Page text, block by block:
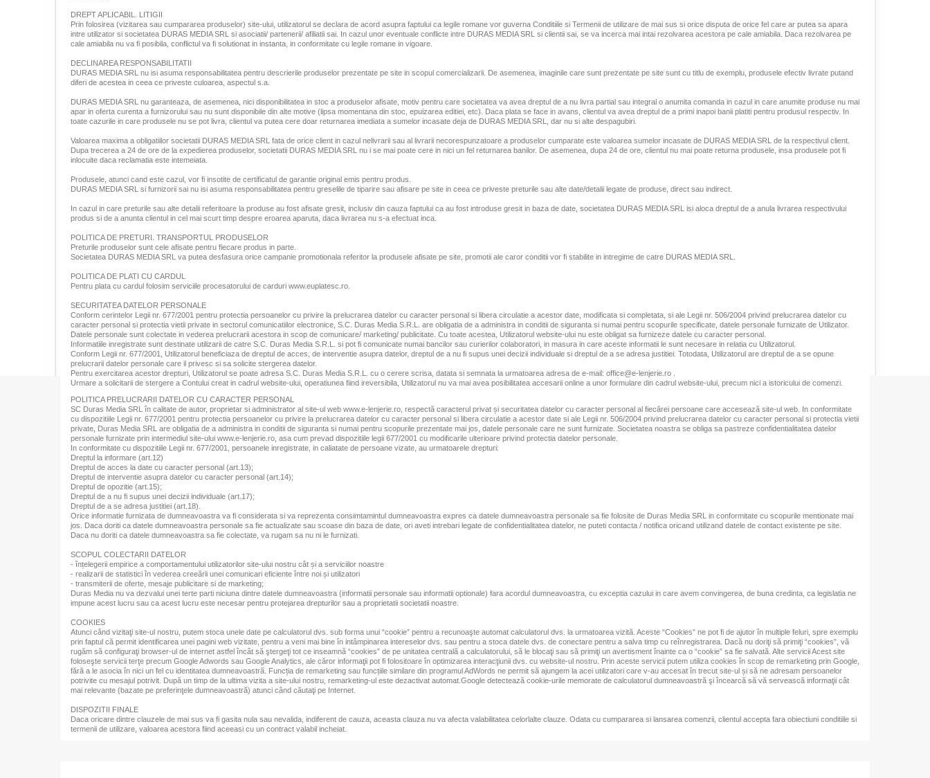
DREPT APLICABIL. LITIGII
Prin folosirea (vizitarea sau cumpararea produselor) site-ului, utilizatorul se declara de acord asupra faptului ca legile romane vor guverna Conditiile si Termenii de utilizare de mai sus si orice disputa de orice fel care ar putea sa apara
intre utilizator si societatea DURAS MEDIA SRL si asociatii/ partenerii/ afiliatii sai. In cazul unor eventuale conflicte intre DURAS MEDIA SRL si clientii sai, se va incerca mai intai rezolvarea acestora pe cale amiabila. Daca rezolvarea pe
cale amiabila nu va fi posibila, conflictul va fi solutionat in instanta, in conformitate cu legile romane in vigoare.
DECLINAREA RESPONSABILITATII
DURAS MEDIA SRL nu isi asuma responsabilitatea pentru descrierile produselor prezentate pe site in scopul comercializarii. De asemenea, imaginile care sunt prezentate pe site sunt cu titlu de exemplu, produsele efectiv livrate putand
diferi de acestea in ceea ce priveste culoarea, aspectul s.a.
DURAS MEDIA SRL nu garanteaza, de asemenea, nici disponibilitatea in stoc a produselor afisate, motiv pentru care societatea va avea dreptul de a nu livra partial sau integral o anumita comanda in cazul in care anumite produse nu mai
apar in oferta curenta a furnizorului sau nu sunt disponibile din alte motive (lipsa momentana din stoc, epuizarea editiei, etc). Daca plata se face in avans, clientul va avea dreptul de a primi inapoi banii platiti pentru produsul respectiv. In
toate cazurile in care produsele nu se pot livra, clientul va putea cere doar returnarea imediata a sumelor incasate deja de DURAS MEDIA SRL, dar nu si alte despagubiri.
Valoarea maxima a obligatiilor societatii DURAS MEDIA SRL fata de orice client in cazul nelivrarii sau al livrarii necorespunzatoare a produselor cumparate este valoarea sumelor incasate de DURAS MEDIA SRL de la respectivul client.
Dupa trecerea a 24 de ore de la expedierea produselor, societatii DURAS MEDIA SRL nu i se mai poate cere in nici un fel returnarea banilor. De asemenea, dupa 24 de ore, clientul nu mai poate returna produsele, insa produsele pot fi
inlocuite daca reclamatia este intemeiata.
Produsele, atunci cand este cazul, vor fi insotite de certificatul de garantie original emis pentru produs.
DURAS MEDIA SRL si furnizorii sai nu isi asuma responsabilitatea pentru greselile de tiparire sau afisare pe site in ceea ce priveste preturile sau alte date/detalii legate de produse, direct sau indirect.
In cazul in care preturile sau alte detalii referitoare la produse au fost afisate gresit, inclusiv din cauza faptului ca au fost introduse gresit in baza de date, societatea DURAS MEDIA SRL isi aloca dreptul de a anula livrarea respectivului
produs si de a anunta clientul in cel mai scurt timp despre eroarea aparuta, daca livrarea nu s-a efectuat inca.
POLITICA DE PRETURI. TRANSPORTUL PRODUSELOR
Preturile produselor sunt cele afisate pentru fiecare produs in parte.
Societatea DURAS MEDIA SRL va putea desfasura orice campanie promotionala referitor la produsele afisate pe site, promotii ale caror conditii vor fi stabilite in intregime de catre DURAS MEDIA SRL.
POLITICA DE PLATI CU CARDUL
Pentru plata cu cardul folosim serviciile procesatorului de carduri www.euplatesc.ro.
SECURITATEA DATELOR PERSONALE
Conform cerintelor Legii nr. 677/2001 pentru protectia persoanelor cu privire la prelucrarea datelor cu caracter personal si libera circulatie a acestor date, modificata si completata, si ale Legii nr. 506/2004 privind prelucrarea datelor cu
caracter personal si protectia vietii private in sectorul comunicatiilor electronice, S.C. Duras Media S.R.L. are obligatia de a administra in conditii de siguranta si numai pentru scopurile specificate, datele personale furnizate de Utilizator.
Datele personale sunt colectate in vederea prelucrarii acestora in scop de comunicare/ marketing/ publicitate. Cu toate acestea, Utilizatorul website-ului nu este obligat sa furnizeze datele cu caracter personal.
Informatiile inregistrate sunt destinate utilizarii de catre S.C. Duras Media S.R.L. si pot fi comunicate numai bancilor sau curierilor colaboratori, in masura in care aceste informatii le sunt necesare in relatia cu Utilizatorul.
Conform Legii nr. 677/2001, Utilizatorul beneficiaza de dreptul de acces, de interventie asupra datelor, dreptul de a nu fi supus unei decizii individuale si dreptul de a se adresa justitiei. Totodata, Utilizatorul are dreptul de a se opune
prelucrarii datelor personale care il privesc si sa solicite stergerea datelor.
Pentru exercitarea acestor drepturi, Utilizatorul se poate adresa S.C. Duras Media S.R.L. cu o cerere scrisa, datata si semnata la urmatoarea adresa de e-mail: office@e-lenjerie.ro .
Urmare a solicitarii de stergere a Contului creat in cadrul website-ului, operatiunea fiind ireversibila, Utilizatorul nu va mai avea posibilitatea accesarii online a unor formulare din cadrul website-ului, precum nici a istoricului de comenzi.
POLITICA PRELUCRARII DATELOR CU CARACTER PERSONAL
SC Duras Media SRL în calitate de autor, proprietar si administrator al site-ul web www.e-lenjerie.ro, respectă caracterul privat și securitatea datelor cu caracter personal al fiecărei persoane care accesează site-ul web. In conformitate
cu dispozitiile Legii nr. 677/2001 pentru protectia persoanelor cu privire la prelucrarea datelor cu caracter personal si libera circulatie a acestor date si ale Legii nr. 506/2004 privind prelucrarea datelor cu caracter personal si protectia vietii
private, Duras Media SRL are obligatia de a administra in conditii de siguranta si numai pentru scopurile prezentate mai jos, datele personale care ne sunt furnizate. Societatea noastra se obliga sa pastreze confidentialitatea datelor
personale furnizate prin intermediul site-ului www.e-lenjerie.ro, asa cum prevad dispozitiile legii 677/2001 cu modificarile ulterioare privind protectia datelor personale.
In conformitate cu dispozitiile Legii nr. 677/2001, persoanele inregistrate, in caliatate de persoane vizate, au urmatoarele drepturi:
Dreptul la informare (art.12)
Dreptul de acces la date cu caracter personal (art.13);
Dreptul de interventie asupra datelor cu caracter personal (art.14);
Dreptul de opozitie (art.15);
Dreptul de a nu fi supus unei decizii individuale (art.17);
Dreptul de a se adresa justitiei (art.18).
Orice informatie furnizata de dumneavoastra va fi considerata si va reprezenta consimtamintul dumneavoastra expres ca datele dumneavoastra personale sa fie folosite de Duras Media SRL in conformitate cu scopurile mentionate mai
jos. Daca doriti ca datele dumneavoastra personale sa fie actualizate sau scoase din baza de date, ori aveti intrebari legate de confidentialitatea datelor, ne puteti contacta / notifica oricand utilizand datele de contact existente pe site.
Daca nu doriti ca datele dumneavoastra sa fie colectate, va rugam sa nu ni le furnizati.
SCOPUL COLECTARII DATELOR
- înțelegerii empirice a comportamentului utilizatorilor site-ului nostru cât și a serviciilor noastre
- realizarii de statistici în vederea creeării unei comunicari eficiente între noi și utilizatori
- transmiterii de oferte, mesaje publicitare si de marketing;
Duras Media nu va dezvalui unei terte parti niciuna dintre datele dumneavoastra (informatii personale sau informatii optionale) fara acordul dumneavoastra, cu exceptia cazului in care avem convingerea, de buna credinta, ca legislatia ne
impune acest lucru sau ca acest lucru este necesar pentru protejarea drepturilor sau a proprietatii societatii noastre.
COOKIES
Atunci când vizitaţi site-ul nostru, putem stoca unele date pe calculatorul dvs. sub forma unui “cookie” pentru a recunoaşte automat calculatorul dvs. la urmatoarea vizită. Aceste “Cookies” ne pot fi de ajutor în multiple feluri, spre exemplu
prin faptul că permit identificarea unei pagini web vizitate, pentru a veni mai bine în intâmpinarea intereselor dvs. sau pentru a stoca datele dvs. de conectare pentru a salva timp cu reînregistrarea. Dacă nu doriţi să primiţi “cookies”, vă
rugăm să configuraţi browser-ul de internet astfel încât să ştergeţi tot ce inseamnă “cookies” de pe unitatea centrală a calculatorului, să le blocaţi sau să primiţi un avertisment înainte ca o “cookie” sa fie salvată. Alte servicii Acest site
foloseşte servicii terţe precum Google Adwords sau Google Analytics, ale căror informaţii pot fi folositoare în optimizarea interacţiunii dvs. cu website-ul nostru. Prin aceste servicii putem utiliza cookies în scop de remarketing prin Google,
fără a le asocia în nici un fel cu identitatea dumneavoastră. Funcția de remarketing sau funcțiile similare din programul AdWords ne permit să ajungem la acei utilizatori care v-au accesat în trecut site-ul și să ne adresam persoanelor
potrivite cu mesajul potrivit. După un timp de la ultima vizita a site-ului nostru, remarketing-ul este dezactivat automat.Google detectează cookie-urile memorate de calculatorul dumneavoastră şi încearcă să vă servească informaţii cât
mai relevante (bazate pe preferinţele dumneavoastră) atunci când căutaţi pe Internet.
DISPOZITII FINALE
Daca oricare dintre clauzele de mai sus va fi gasita nula sau nevalida, indiferent de cauza, aceasta clauza nu va afecta valabilitatea celorlalte clauze. Odata cu cumpararea si lansarea comenzii, clientul accepta fara obiectiuni conditiile si
termenii de utilizare, valoarea acestora fiind aceeasi cu un contract valabil incheiat.